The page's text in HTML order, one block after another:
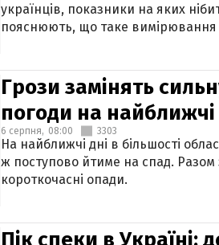
українців, показники на яких
пояснюють, що таке вимірювання
Грози замінять
погоди на найближчі
6 серпня, 08:00 3303
На найближчі дні в більшості
ж поступово йтиме на спад. Разом
короткочасні опади.
Пік спеки в Україні: